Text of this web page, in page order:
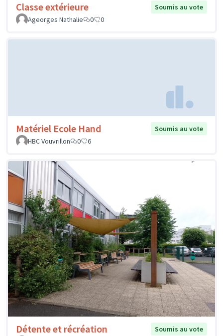
Classe extérieure
Soumis au vote
Ageorges Nathalie
0 0
Matériel Ecole Hand
Soumis au vote
HBC Vouvrillon
0 6
Détente et récréation
Soumis au vote